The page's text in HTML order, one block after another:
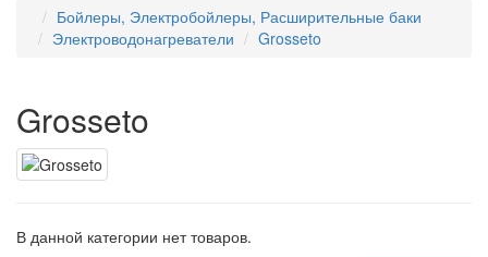
Бойлеры, Электробойлеры, Расширительные баки
Электроводонагреватели
Grosseto
Grosseto
В данной категории нет товаров.